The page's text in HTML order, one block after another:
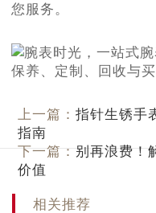
您服务。
上一篇：指针生锈手
指南
下一篇： 别再浪费！
价值
相关推荐